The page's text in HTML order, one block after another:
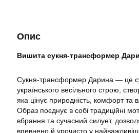
Опис
Вишита сукня-трансформер
Сукня-трансформер Дарина — це
українського весільного строю,
яка цінує природність, комфорт та
Образ поєднує в собі традиційні
вбрання та сучасний силует,
впевнено й урочисто у